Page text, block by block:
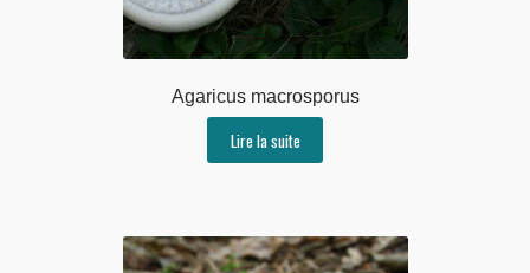
Agaricus macrosporus
Lire la suite